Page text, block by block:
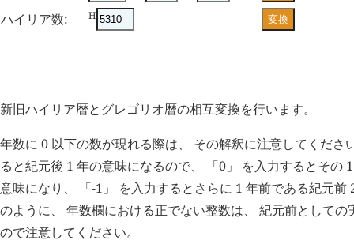
ハイリア数: H 変換
新旧ハイリア暦とグレゴリオ暦の相互変換を行います。
年数に 0 以下の数が現れる際は、 その解釈に注意してくださ
ると紀元後 1 年の意味になるので、 「0」 を入力するとその
意味になり、 「-1」 を入力するとさらに 1 年前である紀元前
のように、 年数欄における正でない整数は、 紀元前としての
ので注意してください。